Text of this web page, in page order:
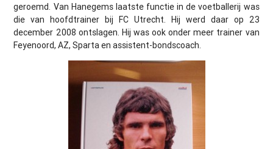
geroemd. Van Hanegems laatste functie in de voetballerij was
die van hoofdtrainer bij FC Utrecht. Hij werd daar op 23
december 2008 ontslagen. Hij was ook onder meer trainer van
Feyenoord, AZ, Sparta en assistent-bondscoach.